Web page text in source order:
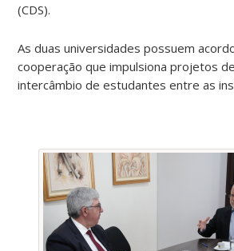
(CDS).
As duas universidades possuem
cooperação que impulsiona projetos
intercâmbio de estudantes entre as